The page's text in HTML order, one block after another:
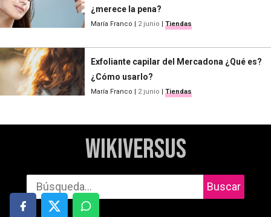
¿merece la pena?
María Franco 2 junio Tiendas
Exfoliante capilar del Mercadona ¿Qué es?
¿Cómo usarlo?
María Franco 2 junio Tiendas
WikiVersus
Buscar